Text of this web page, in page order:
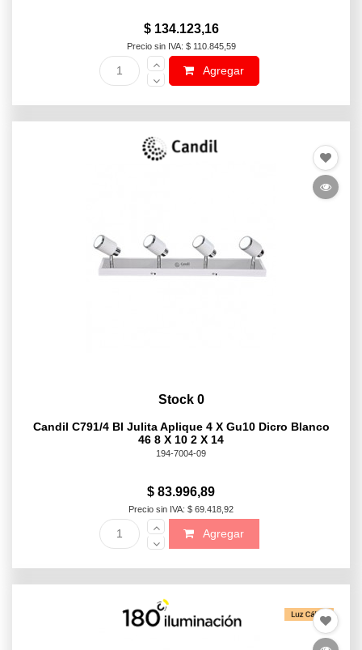
$ 134.123,16
Precio sin IVA: $ 110.845,59
Agregar
Stock 0
Candil C791/4 Bl Julita Aplique 4 X Gu10 Dicro Blanco
46 8 X 10 2 X 14
194-7004-09
$ 83.996,89
Precio sin IVA: $ 69.418,92
Agregar